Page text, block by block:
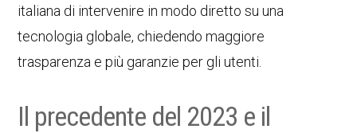
italiana di intervenire in modo diretto su una
tecnologia globale, chiedendo maggiore
trasparenza e più garanzie per gli utenti.
Il precedente del 2023 e il